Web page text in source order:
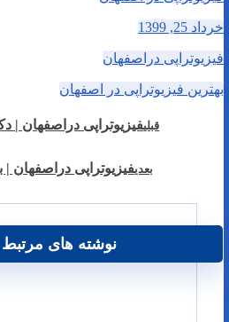
خرداد 25, 1399
فیزیوتراپی دراصفهان
بهترین فیزیوتراپی در اصفهان
قبلیفیزیوتراپی دراصفهان |
بعدیفیزیوتراپی
نوشته های